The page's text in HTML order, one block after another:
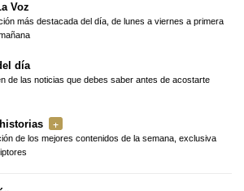
Voz
más destacada del día, de lunes a viernes a primera
día
de las noticias que debes saber antes de acostarte
de los mejores contenidos de la semana, exclusiva